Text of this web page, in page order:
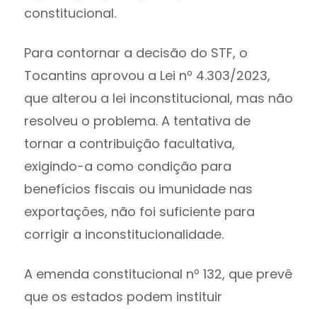
constitucional.
Para contornar a decisão do STF, o
Tocantins aprovou a Lei nº 4.303/2023,
que alterou a lei inconstitucional, mas não
resolveu o problema. A tentativa de
tornar a contribuição facultativa,
exigindo-a como condição para
benefícios fiscais ou imunidade nas
exportações, não foi suficiente para
corrigir a inconstitucionalidade.
A emenda constitucional nº 132, que prevê
que os estados podem instituir